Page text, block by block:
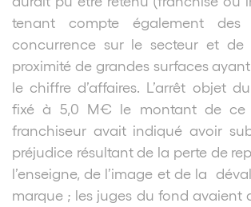
tenant compte également
concurrence sur le secteur et de
proximité de grandes surfaces
le chiffre d’affaires. L’arrêt objet
fixé à 5,0 M€ le montant de ce
franchiseur avait indiqué avoir
préjudice résultant de la perte de
l’enseigne, de l’image et de la
marque ; les juges du fond avaient